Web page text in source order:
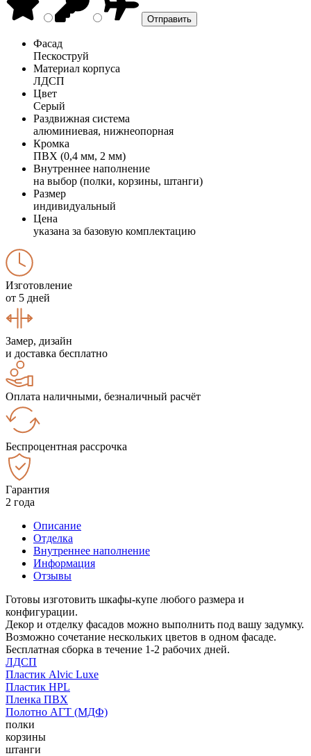
Фасад
Пескоструй
Материал корпуса
ЛДСП
Цвет
Серый
Раздвижная система
алюминиевая, нижнеопорная
Кромка
ПВХ (0,4 мм, 2 мм)
Внутреннее наполнение
на выбор (полки, корзины, штанги)
Размер
индивидуальный
Цена
указана за базовую комплектацию
Изготовление
от 5 дней
Замер, дизайн
и доставка бесплатно
Оплата наличными, безналичный расчёт
Беспроцентная рассрочка
Гарантия
2 года
Описание
Отделка
Внутреннее наполнение
Информация
Отзывы
Готовы изготовить шкафы-купе любого размера и
конфигурации.
Декор и отделку фасадов можно выполнить под вашу задумку.
Возможно сочетание нескольких цветов в одном фасаде.
Бесплатная сборка в течение 1-2 рабочих дней.
ЛДСП
Пластик Alvic Luxe
Пластик HPL
Пленка ПВХ
Полотно АГТ (МДФ)
полки
корзины
штанги